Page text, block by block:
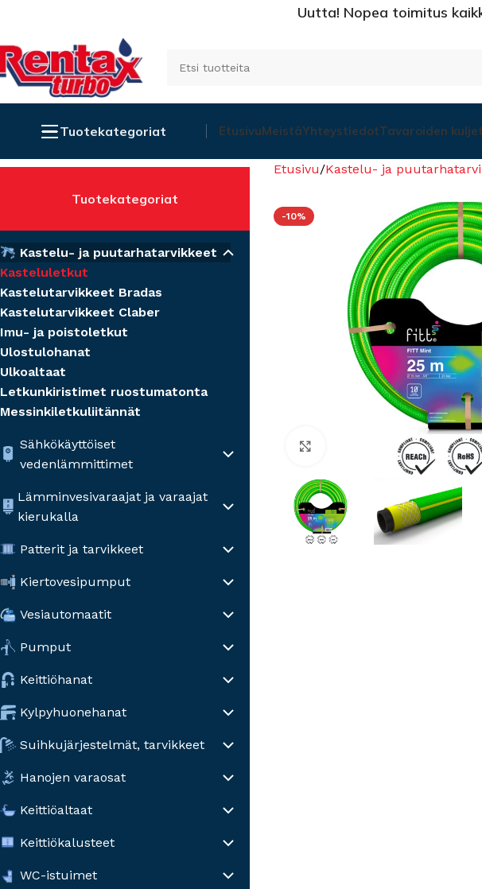
Uutta! Nopea toimitus
Tuotekategoriat EtusivuMeistäYhteystiedotTavaroiden
Tuotekategoriat
Sähkökäyttöiset
vedenlämmittimet
Lämminvesivaraajat ja varaajat
kierukalla
Patterit ja tarvikkeet
Kiertovesipumput
Vesiautomaatit
Pumput
Keittiöhanat
Kylpyhuonehanat
Suihkujärjestelmät, tarvikkeet
Hanojen varaosat
Keittiöaltaat
Keittiökalusteet
WC-istuimet
Kastelu- ja puutarhatarvikkeet
Kasteluletkut
Kastelutarvikkeet Bradas
Kastelutarvikkeet Claber
Imu- ja poistoletkut
Ulostulohanat
Ulkoaltaat
Letkunkiristimet ruostumatonta
Messinkiletkuliitännät
Etusivu Kastelu- ja
-10%
Click to enlarge